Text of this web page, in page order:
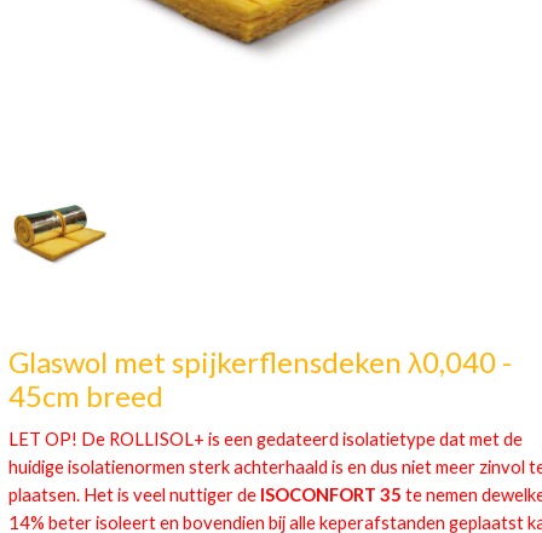
Glaswol met spijkerflensdeken λ0,040 -
45cm breed
LET OP! De ROLLISOL+ is een gedateerd isolatietype dat met de
huidige isolatienormen sterk achterhaald is en dus niet meer zinvol
plaatsen. Het is veel nuttiger de ISOCONFORT 35 te nemen
14% beter isoleert en bovendien bij alle keperafstanden geplaatst